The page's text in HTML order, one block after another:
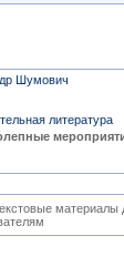
Шумович
литература
материалы